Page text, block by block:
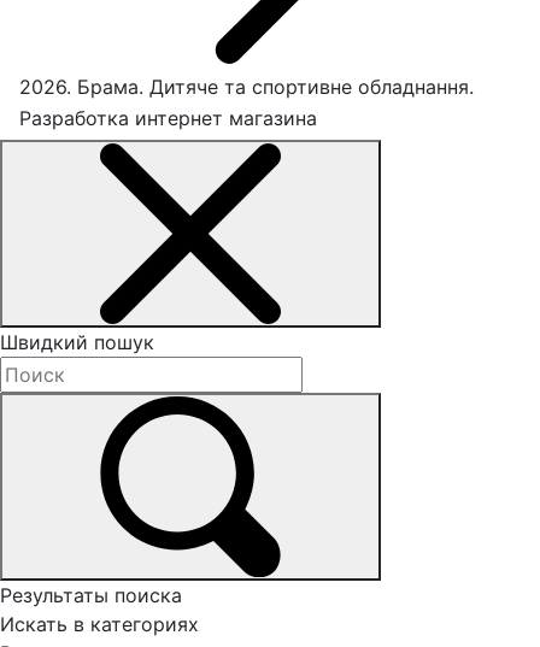
2026. Брама. Дитяче та спортивне обладнання.
Разработка интернет магазина
Швидкий пошук
Результаты поиска
Искать в категориях